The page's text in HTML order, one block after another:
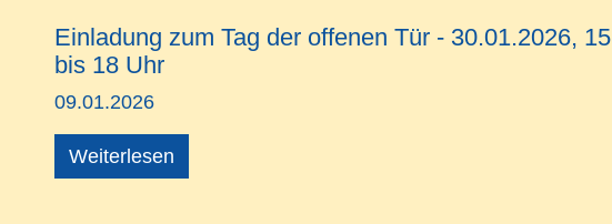
Einladung zum Tag der offenen Tür - 30.01.2026, 15
bis 18 Uhr
09.01.2026
Weiterlesen